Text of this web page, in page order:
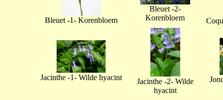
Bleuet -1- Korenbloem
Bleuet -2-
Korenbloem
Jacinthe -1- Wilde hyacint
Jacinthe -2- Wilde
hyacint